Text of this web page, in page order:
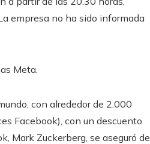
empresa no ha sido informada
Meta.
con alrededor de 2.000
Facebook), con un descuento
Mark Zuckerberg, se aseguró de